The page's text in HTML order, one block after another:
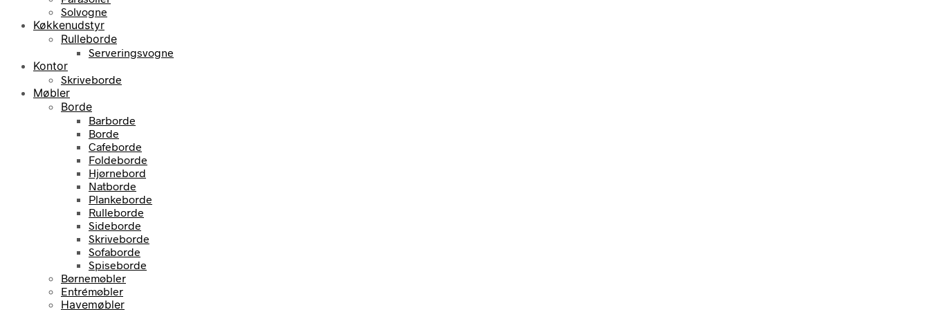
Solvogne
Køkkenudstyr
Rulleborde
Serveringsvogne
Kontor
Skriveborde
Møbler
Borde
Barborde
Borde
Cafeborde
Foldeborde
Hjørnebord
Natborde
Plankeborde
Rulleborde
Sideborde
Skriveborde
Sofaborde
Spiseborde
Børnemøbler
Entrémøbler
Havemøbler